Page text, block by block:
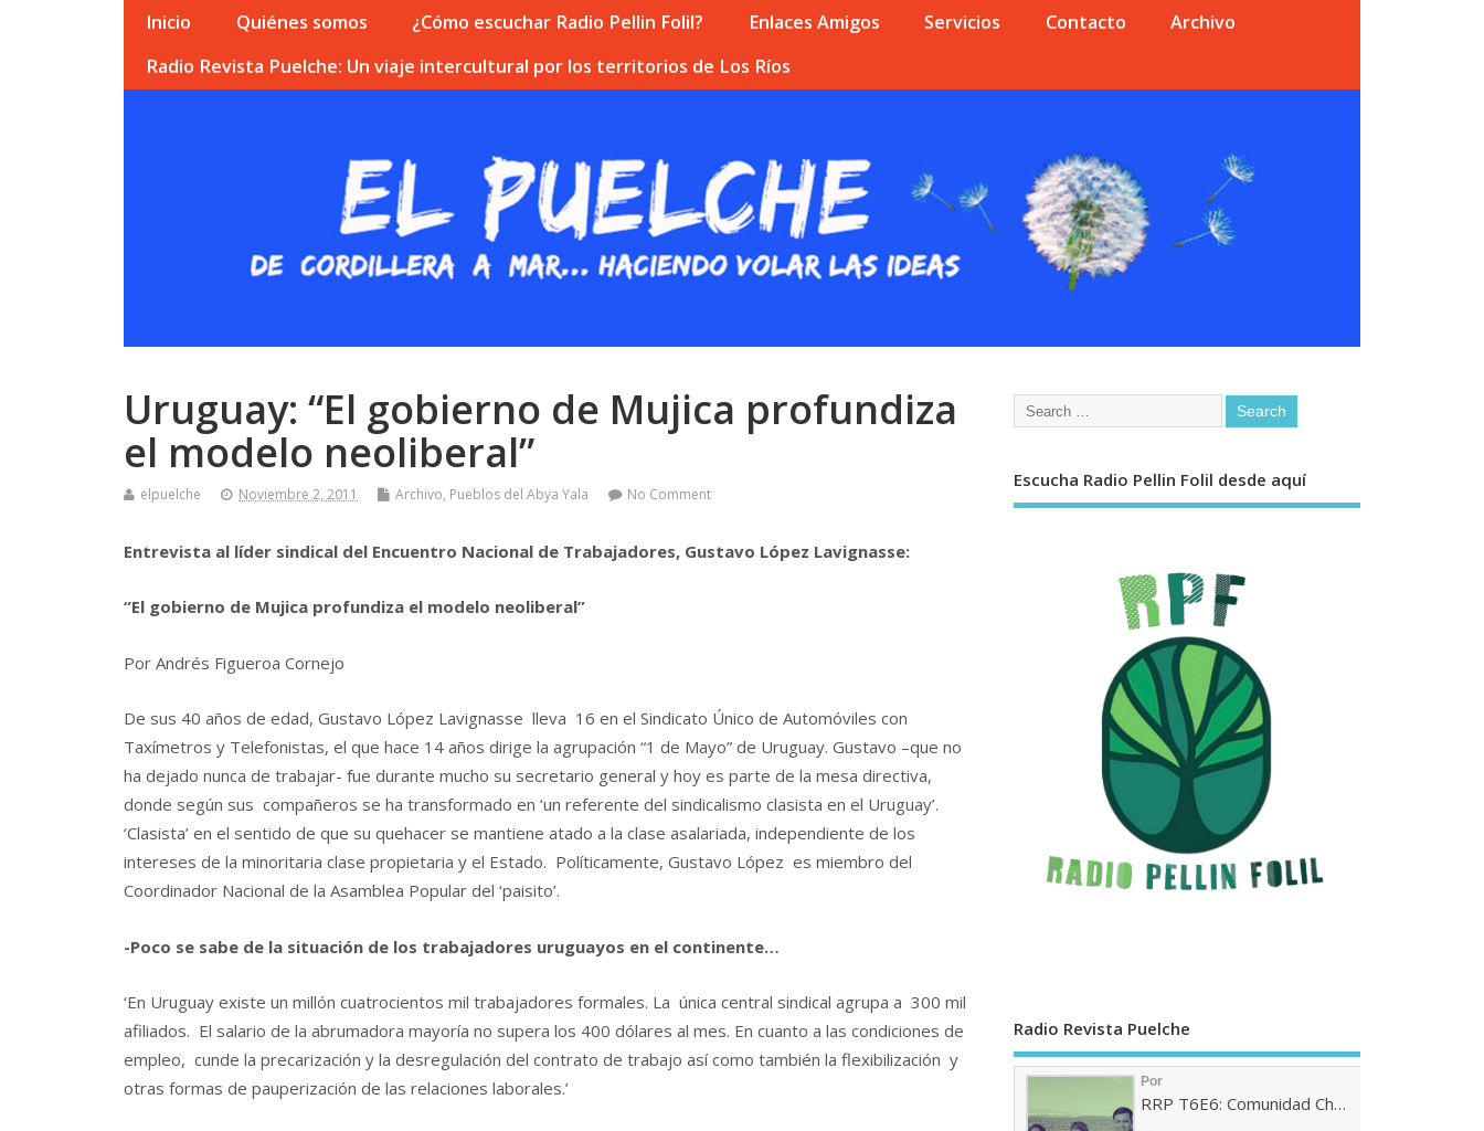
Inicio Quiénes somos ¿Cómo escuchar Radio Pellin Folil? Enlaces Amigos Servicios Contacto
Archivo
Radio Revista Puelche: Un viaje intercultural por los territorios de Los Ríos
Uruguay: “El gobierno de Mujica profundiza
el modelo neoliberal”
elpuelche Noviembre 2, 2011 Archivo, Pueblos del Abya Yala No Comment
Entrevista al líder sindical del Encuentro Nacional de Trabajadores, Gustavo López Lavignasse:
“El gobierno de Mujica profundiza el modelo neoliberal”
Por Andrés Figueroa Cornejo
De sus 40 años de edad, Gustavo López Lavignasse lleva 16 en el Sindicato Único de Automóviles con
Taxímetros y Telefonistas, el que hace 14 años dirige la agrupación “1 de Mayo” de Uruguay. Gustavo –que no
ha dejado nunca de trabajar- fue durante mucho su secretario general y hoy es parte de la mesa directiva,
donde según sus compañeros se ha transformado en ‘un referente del sindicalismo clasista en el Uruguay’.
‘Clasista’ en el sentido de que su quehacer se mantiene atado a la clase asalariada, independiente de los
intereses de la minoritaria clase propietaria y el Estado. Políticamente, Gustavo López es miembro del
Coordinador Nacional de la Asamblea Popular del ‘paisito’.
-Poco se sabe de la situación de los trabajadores uruguayos en el continente…
‘En Uruguay existe un millón cuatrocientos mil trabajadores formales. La única central sindical agrupa a 300 mil
afiliados. El salario de la abrumadora mayoría no supera los 400 dólares al mes. En cuanto a las condiciones de
empleo, cunde la precarización y la desregulación del contrato de trabajo así como también la flexibilización y
otras formas de pauperización de las relaciones laborales.’
Escucha Radio Pellin Folil desde aquí
Radio Revista Puelche